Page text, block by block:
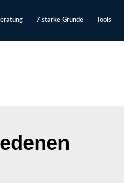
7 starke Gründe Tools